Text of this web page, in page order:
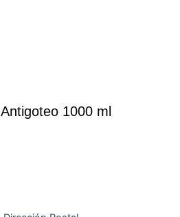
1000 ml